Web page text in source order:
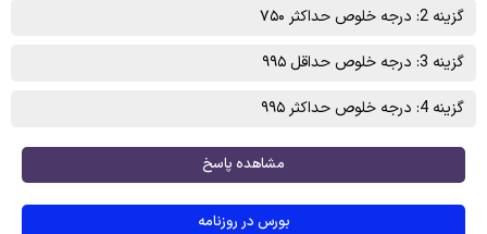
گزینه 2: درجه خلوص حداکثر ۷۵۰
گزینه 3: درجه خلوص حداقل ۹۹۵
گزینه 4: درجه خلوص حداکثر ۹۹۵
مشاهده پاسخ
بورس در روزنامه